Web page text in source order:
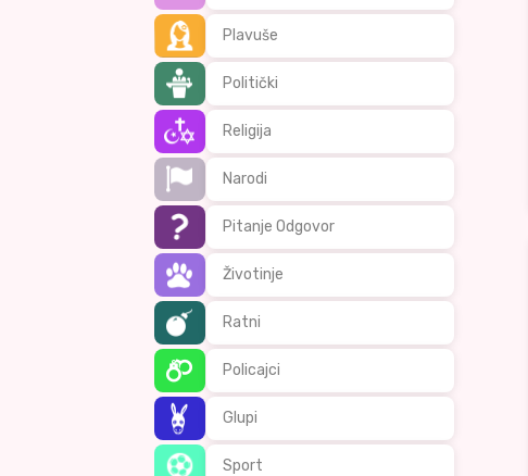
Plavuše
Politički
Religija
Narodi
Pitanje Odgovor
Životinje
Ratni
Policajci
Glupi
Sport